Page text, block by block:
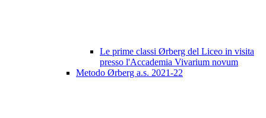
Le prime classi Ørberg del Liceo in visita
presso l'Accademia Vivarium novum
Metodo Ørberg a.s. 2021-22